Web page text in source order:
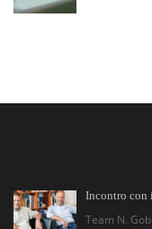
Incontro con
Team N.